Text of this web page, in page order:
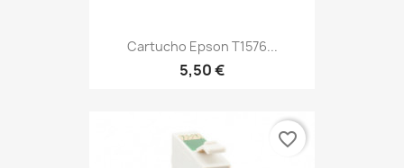
Cartucho Epson T1576...
5,50 €
favorite_border